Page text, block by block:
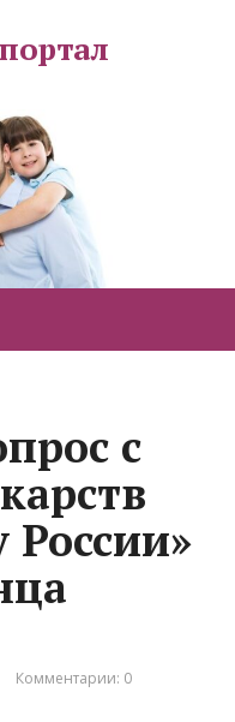
с
России»
Комментарии: 0